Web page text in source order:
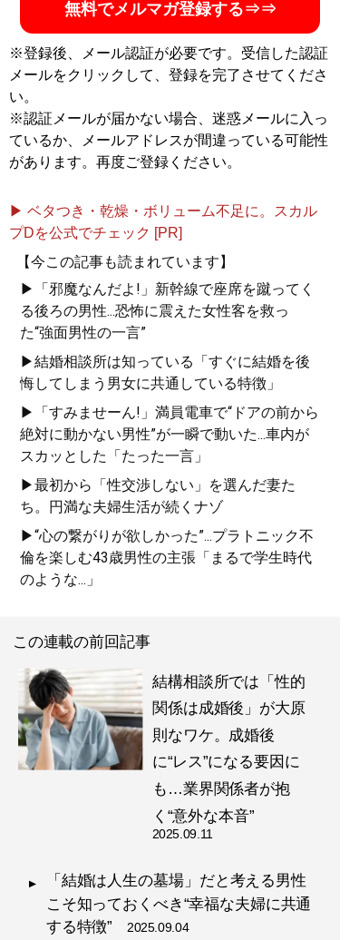
無料でメルマガ登録する⇒⇒
※登録後、メール認証が必要です。受信した認証
メールをクリックして、登録を完了させてくださ
い。
※認証メールが届かない場合、迷惑メールに入っ
ているか、メールアドレスが間違っている可能性
があります。再度ご登録ください。
▶ ベタつき・乾燥・ボリューム不足に。スカル
プDを公式でチェック [PR]
【今この記事も読まれています】
▶「邪魔なんだよ!」新幹線で座席を蹴ってく
る後ろの男性...恐怖に震えた女性客を救っ
た“強面男性の一言”
▶結婚相談所は知っている「すぐに結婚を後
悔してしまう男女に共通している特徴」
▶「すみませーん!」満員電車で“ドアの前から
絶対に動かない男性”が一瞬で動いた...車内が
スカッとした「たった一言」
▶最初から「性交渉しない」を選んだ妻た
ち。円満な夫婦生活が続くナゾ
▶“心の繋がりが欲しかった”...プラトニック不
倫を楽しむ43歳男性の主張「まるで学生時代
のような...」
この連載の前回記事
結構相談所では「性的
関係は成婚後」が大原
則なワケ。成婚後
に“レス”になる要因に
も…業界関係者が抱
く“意外な本音”
2025.09.11
「結婚は人生の墓場」だと考える男性
こそ知っておくべき“幸福な夫婦に共通
する特徴”2025.09.04